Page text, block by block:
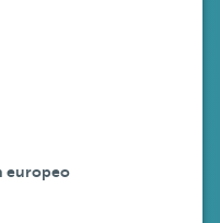
europeo